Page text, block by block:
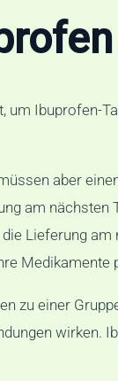
Ibuprofen-
aber
am nächsten
Lieferung
Medikamente
zu einer
wirken.